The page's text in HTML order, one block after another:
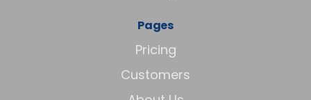
Pages
Pricing
Customers